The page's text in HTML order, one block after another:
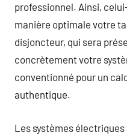
professionnel. Ainsi,
manière optimale votre
disjoncteur, qui sera
concrètement votre
conventionné pour un
authentique.
Les systèmes